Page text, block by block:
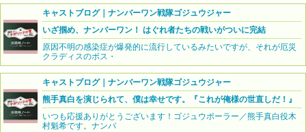
キャストブログ｜ナンバーワン戦隊ゴジュウジャー
いざ掴め、ナンバーワン！ はぐれ者たちの戦いがついに完結
原因不明の感染症が爆発的に流行しているみたいですが、それが厄災
クラディスのボス・
キャストブログ｜ナンバーワン戦隊ゴジュウジャー
熊手真白を演じられて、僕は幸せです。『これが俺様の世直しだ！』
いつも応援ありがとうございます！ゴジュウポーラー／熊手真白役木
村魁希です。ナンバ